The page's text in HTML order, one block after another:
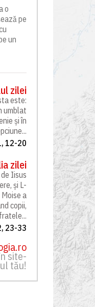
o
pe
un
zilei
este:
umblat
și în
12-20
zilei
Iisus
și L-
a
copii,
fratele...
23-33
site-
ul tău!